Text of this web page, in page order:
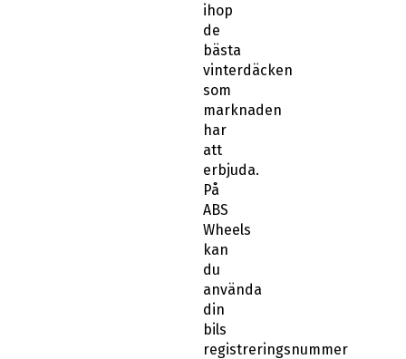
ihop
de
bästa
vinterdäcken
som
marknaden
har
att
erbjuda.
På
ABS
Wheels
kan
du
använda
din
bils
registreringsnummer